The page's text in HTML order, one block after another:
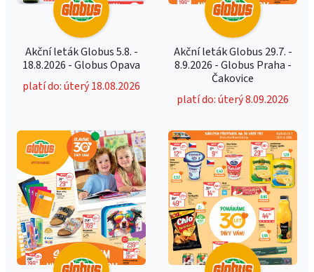
Akční leták Globus 5.8. -
18.8.2026 - Globus Opava
platí do: úterý 18.08.2026
Akční leták Globus 29.7. -
8.9.2026 - Globus Praha -
Čakovice
platí do: úterý 8.09.2026